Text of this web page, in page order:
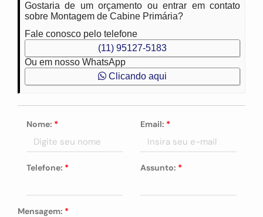
Gostaria de um orçamento ou entrar em contato
sobre Montagem de Cabine Primária?
Fale conosco pelo telefone
(11) 95127-5183
Ou em nosso WhatsApp
Clicando aqui
Nome: * Email: *
Telefone: * Assunto: *
Mensagem: *